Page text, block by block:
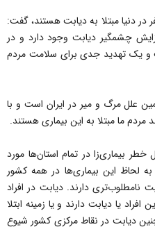
به اینکه ۴۰۰ میلیون نفر در دنیا مبتلا به دیابت هستند، گفت:
چشمگیر دیابت وجود دارد و در
و یک تهدید جدی برای سلامت مردم
علل مرگ و میر در ایران است و با
اینکه ۲۹۰ بیماری و ۶۰ عامل خطر بیماری‌زا در تمام استان‌ها مورد
لحاظ این بیماری‌ها در همه کشور
دارند. دیابت در افراد
بالا است و ۵۰ درصد این افراد یا دیابت دارند و یا زمینه ابتلا
دیابت در نقاط مرکزی کشور شیوع